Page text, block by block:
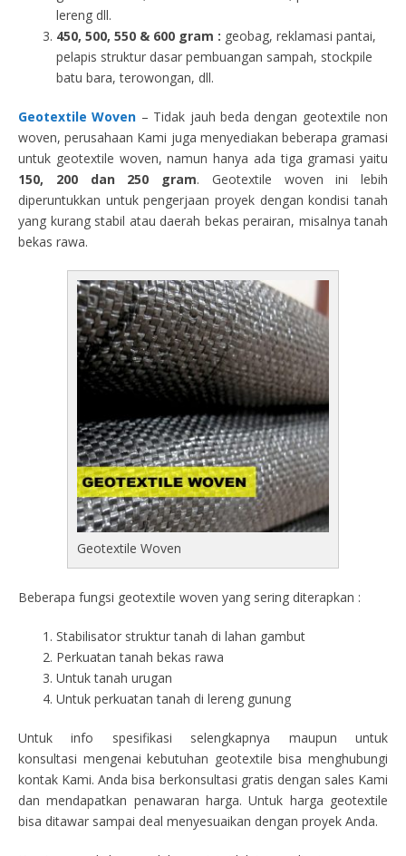
lereng dll.
450, 500, 550 & 600 gram : geobag, reklamasi pantai,
pelapis struktur dasar pembuangan sampah, stockpile
batu bara, terowongan, dll.
Geotextile Woven – Tidak jauh beda dengan geotextile non
woven, perusahaan Kami juga menyediakan beberapa gramasi
untuk geotextile woven, namun hanya ada tiga gramasi yaitu
150, 200 dan 250 gram. Geotextile woven ini lebih
diperuntukkan untuk pengerjaan proyek dengan kondisi tanah
yang kurang stabil atau daerah bekas perairan, misalnya tanah
bekas rawa.
Geotextile Woven
Beberapa fungsi geotextile woven yang sering diterapkan :
Stabilisator struktur tanah di lahan gambut
Perkuatan tanah bekas rawa
Untuk tanah urugan
Untuk perkuatan tanah di lereng gunung
Untuk info spesifikasi selengkapnya maupun untuk
konsultasi mengenai kebutuhan geotextile bisa menghubungi
kontak Kami. Anda bisa berkonsultasi gratis dengan sales Kami
dan mendapatkan penawaran harga. Untuk harga geotextile
bisa ditawar sampai deal menyesuaikan dengan proyek Anda.